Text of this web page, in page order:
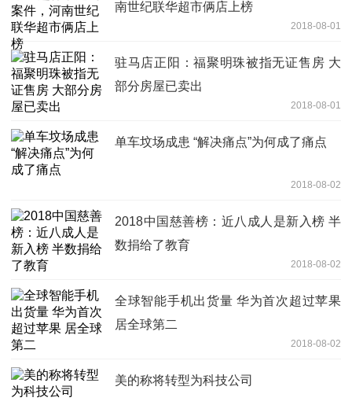
南世纪联华超市俩店上榜
2018-08-01
驻马店正阳：福聚明珠被指无证售房 大
部分房屋已卖出
2018-08-01
单车坟场成患 “解决痛点”为何成了痛点
2018-08-02
2018中国慈善榜：近八成人是新入榜 半
数捐给了教育
2018-08-02
全球智能手机出货量 华为首次超过苹果
居全球第二
2018-08-02
美的称将转型为科技公司